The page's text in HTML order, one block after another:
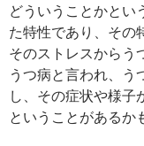
どういうことかとい
た特性であり、その
そのストレスからう
うつ病と言われ、う
し、その症状や様子
ということがあるか